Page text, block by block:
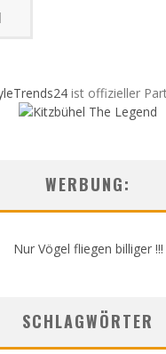
ist offizieller
WERBUNG:
Nur Vögel fliegen billiger !!!
SCHLAGWÖRTER